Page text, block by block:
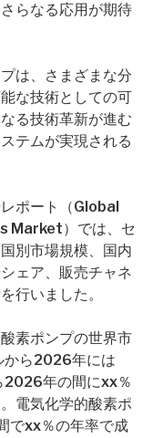
らなる応用が期待
は、さまざまな分
な技術としての可
る技術革新が進む
テムが実現される
ポート（Global
Market）では、セ
別市場規模、国内
ェア、販売チャネ
行いました。
素ポンプの世界市
から2026年には
年の間にxx％
電気化学的酸素ポ
でxx％の年率で成